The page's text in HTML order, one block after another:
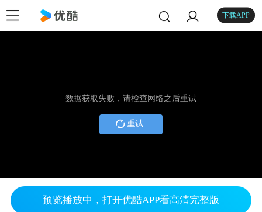
下载APP
数据获取失败，请检查网络之后重试
重试
预览播放中，打开优酷APP看高清完整版